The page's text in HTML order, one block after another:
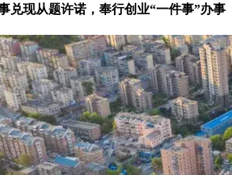
兑现从题许诺，奉行创业“一件事”办事